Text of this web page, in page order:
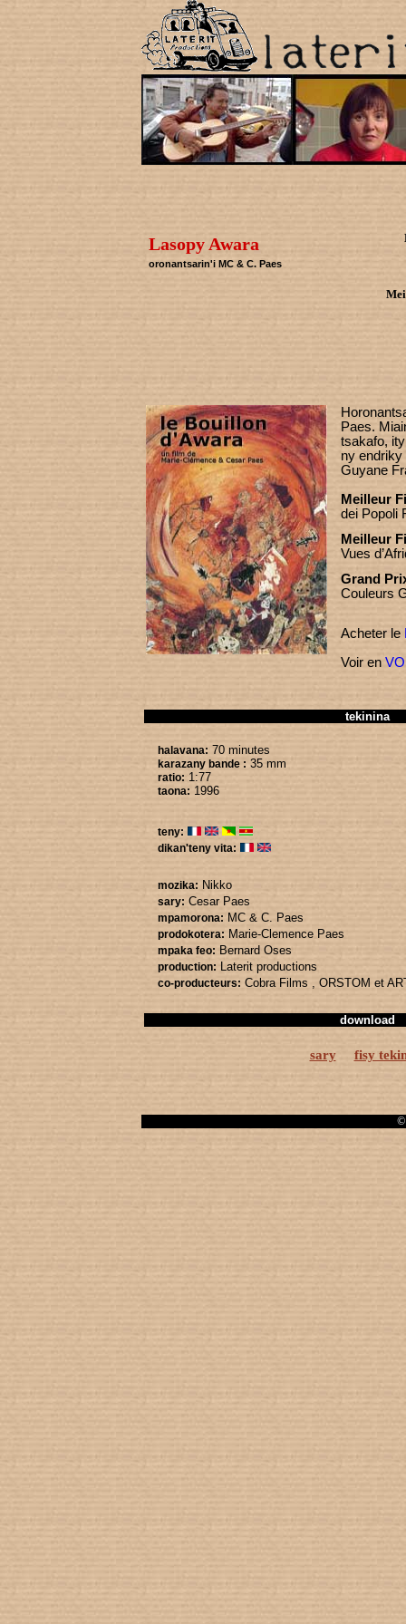
Lasopy Awara
oronantsarin'i MC & C. Paes
Paes.
tsakafo,
ny endriky
Guyane
Meilleur
dei Popoli
Meilleur
Vues
Grand
Couleurs
Acheter le
Voir en
tekinina
halavana: 70 minutes
karazany bande : 35 mm
ratio: 1:77
taona: 1996
teny:
dikan'teny vita:
mozika: Nikko
sary: Cesar Paes
mpamorona: MC & C. Paes
prodokotera: Marie-Clemence Paes
mpaka feo: Bernard Oses
production: Laterit productions
co-producteurs: Cobra Films , ORSTOM et
download
sary fisy
©